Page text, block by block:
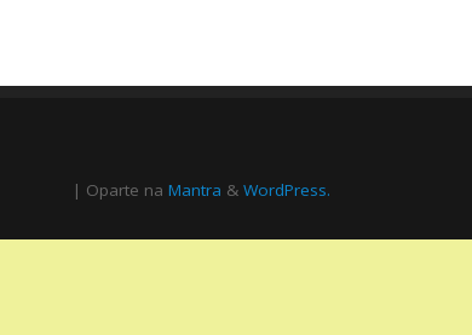
| Oparte na Mantra & WordPress.